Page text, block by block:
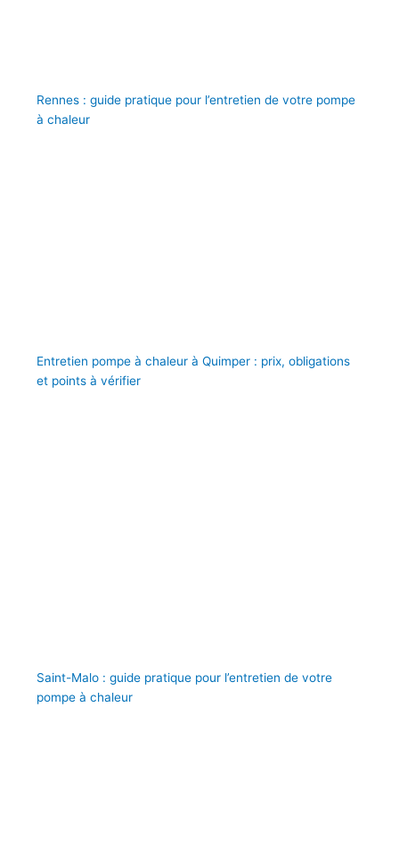
Rennes : guide pratique pour l’entretien de votre pompe
à chaleur
Entretien pompe à chaleur à Quimper : prix, obligations
et points à vérifier
Saint-Malo : guide pratique pour l’entretien de votre
pompe à chaleur